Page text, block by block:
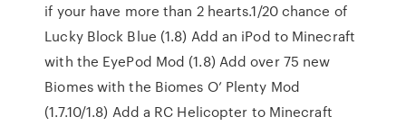
if your have more than 2 hearts.1/20 chance of
Lucky Block Blue (1.8) Add an iPod to Minecraft
with the EyePod Mod (1.8) Add over 75 new
Biomes with the Biomes O’ Plenty Mod
(1.7.10/1.8) Add a RC Helicopter to Minecraft